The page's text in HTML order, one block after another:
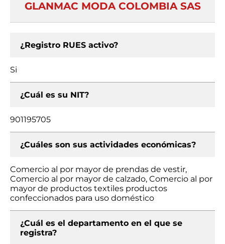
GLANMAC MODA COLOMBIA SAS
¿Registro RUES activo?
Si
¿Cuál es su NIT?
901195705
¿Cuáles son sus actividades económicas?
Comercio al por mayor de prendas de vestir,
Comercio al por mayor de calzado, Comercio al por
mayor de productos textiles productos
confeccionados para uso doméstico
¿Cuál es el departamento en el que se
registra?